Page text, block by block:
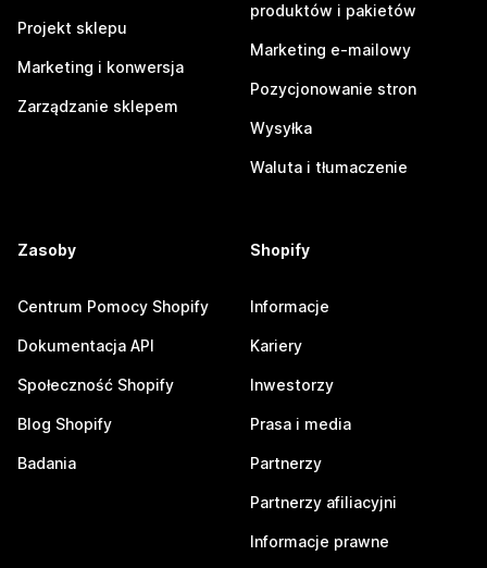
Projekt sklepu
Marketing i konwersja
Zarządzanie sklepem
produktów i pakietów
Marketing e-mailowy
Pozycjonowanie stron
Wysyłka
Waluta i tłumaczenie
Zasoby
Centrum Pomocy Shopify
Dokumentacja API
Społeczność Shopify
Blog Shopify
Badania
Shopify
Informacje
Kariery
Inwestorzy
Prasa i media
Partnerzy
Partnerzy afiliacyjni
Informacje prawne